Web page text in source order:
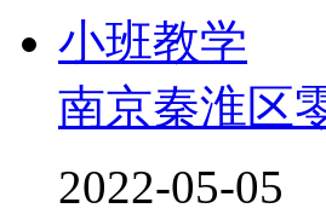
南京秦淮区
2022-05-05